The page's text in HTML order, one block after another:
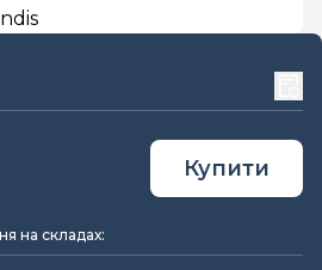
Купити
на складах: